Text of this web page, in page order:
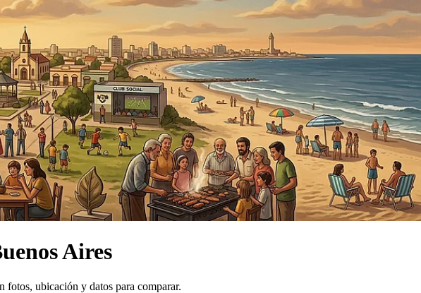
Aires
fotos, ubicación y datos para comparar.